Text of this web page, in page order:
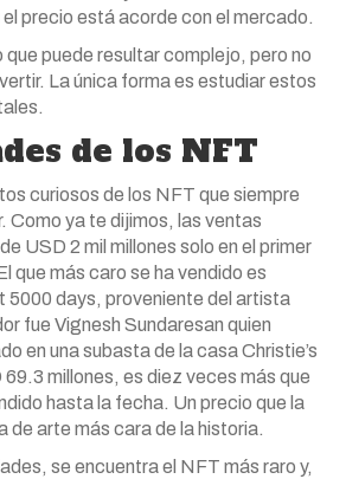
precio está acorde con el mercado.
que puede resultar complejo, pero no
La única forma es estudiar estos
de los NFT
curiosos de los NFT que siempre
Como ya te dijimos, las ventas
USD 2 mil millones solo en el primer
que más caro se ha vendido es
5000 days, proveniente del artista
fue Vignesh Sundaresan quien
en una subasta de la casa Christie’s
69.3 millones, es diez veces más que
hasta la fecha. Un precio que la
de arte más cara de la historia.
se encuentra el NFT más raro y,